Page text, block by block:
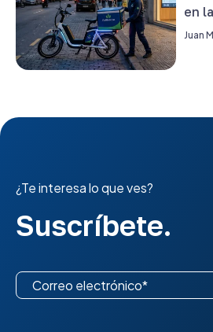
en
Juan
¿Te interesa lo que ves?
Suscríbete.